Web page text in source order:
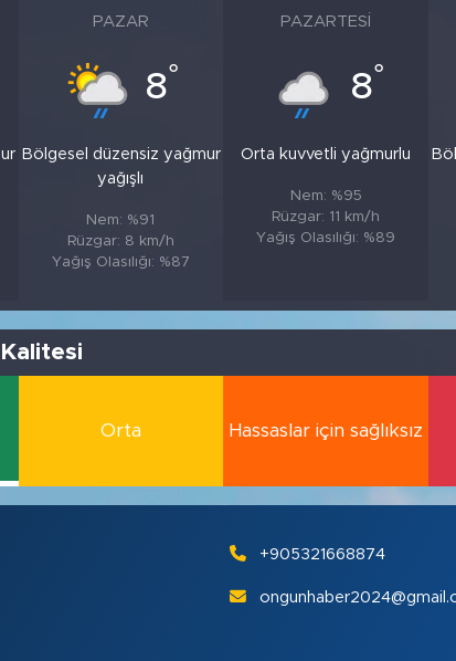
PAZAR
8°
Bölgesel düzensiz yağmur
yağışlı
Nem: %91
Rüzgar: 8 km/h
Yağış Olasılığı: %87
PAZARTESI
8°
Orta kuvvetli yağmurlu
Nem: %95
Rüzgar: 11 km/h
Yağış Olasılığı: %89
Orta Hassaslar için sağlıksız
+905321668874